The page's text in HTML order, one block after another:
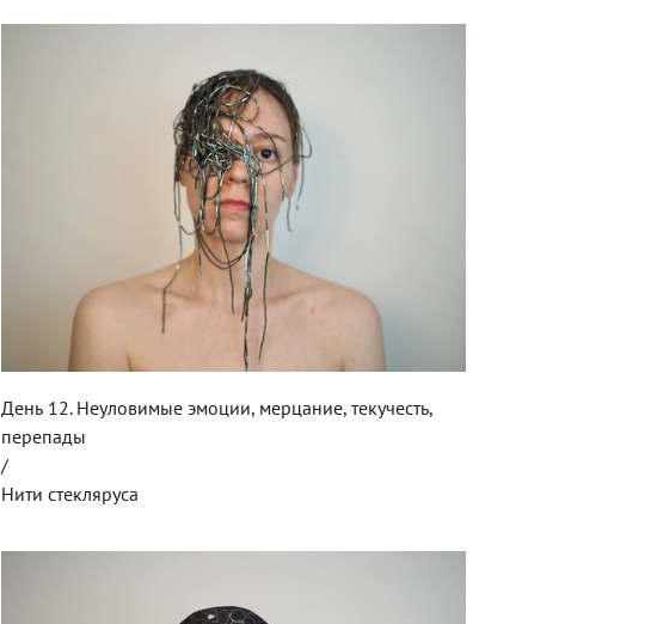
День 12. Неуловимые эмоции, мерцание, текучесть,
перепады
/
Нити стекляруса